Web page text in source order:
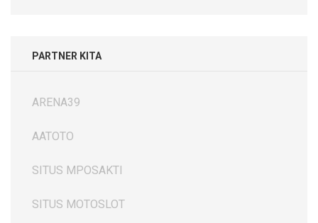
PARTNER KITA
ARENA39
AATOTO
SITUS MPOSAKTI
SITUS MOTOSLOT